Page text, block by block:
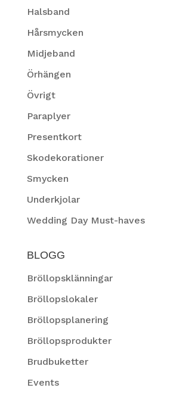
Halsband
Hårsmycken
Midjeband
Örhängen
Övrigt
Paraplyer
Presentkort
Skodekorationer
Smycken
Underkjolar
Wedding Day Must-haves
BLOGG
Bröllopsklänningar
Bröllopslokaler
Bröllopsplanering
Bröllopsprodukter
Brudbuketter
Events